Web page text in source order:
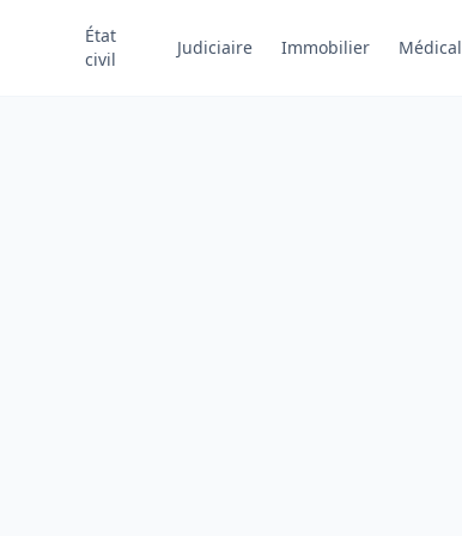
État
civil
Judiciaire Immobilier Médical